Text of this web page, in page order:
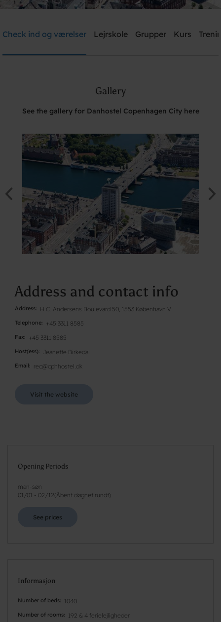
Need help? Ring:+45 3311 8585
Check ind og værelser Lejrskole Grupper Kurs
Gallery
See the gallery for Danhostel Copenhagen City here
Address and contact info
Address H.C. Andersens Boulevard 50, 1553 København V
Telephone +45 3311 8585
Fax +45 3311 8585
Host(ess) Jeanette Birkedal
Email rec@cphhostel.dk
Visit the website
Opening Periods
man-søn
01/01 - 02/12( Åbent døgnet rundt)
See prices
Informasjon
Number of beds 1040
Number of rooms 192 & 4 ferielejligheder